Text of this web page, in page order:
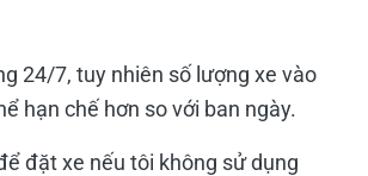
24/7, tuy nhiên số lượng xe vào
hạn chế hơn so với ban ngày.
đặt xe nếu tôi không sử dụng